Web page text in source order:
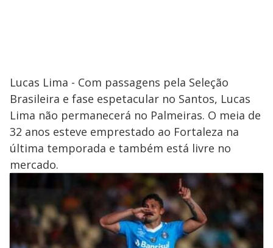
Lucas Lima - Com passagens pela Seleção
Brasileira e fase espetacular no Santos, Lucas
Lima não permanecerá no Palmeiras. O meia de
32 anos esteve emprestado ao Fortaleza na
última temporada e também está livre no
mercado.